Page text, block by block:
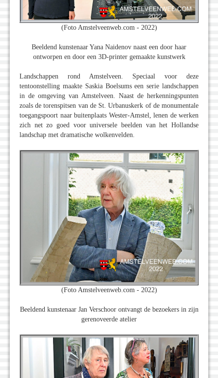
(Foto Amstelveenweb.com - 2022)
Beeldend kunstenaar Yana Naidenov naast een door haar
ontworpen en door een 3D-printer gemaakte kunstwerk
Landschappen rond Amstelveen. Speciaal voor deze
tentoonstelling maakte Saskia Boelsums een serie landschappen
in de omgeving van Amstelveen. Naast de herkenningspunten
zoals de torenspitsen van de St. Urbanuskerk of de monumentale
toegangspoort naar buitenplaats Wester-Amstel, lenen de werken
zich net zo goed voor universele beelden van het Hollandse
landschap met dramatische wolkenvelden.
(Foto Amstelveenweb.com - 2022)
Beeldend kunstenaar Jan Verschoor ontvangt de bezoekers in zijn
gerenoveerde atelier